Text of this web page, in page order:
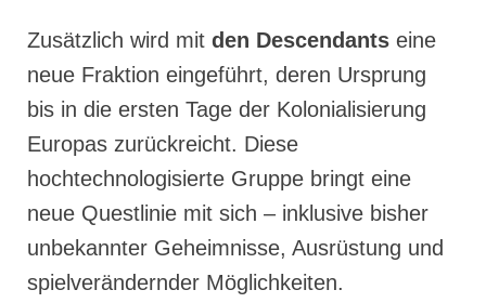
Zusätzlich wird mit den Descendants eine
neue Fraktion eingeführt, deren Ursprung
bis in die ersten Tage der Kolonialisierung
Europas zurückreicht. Diese
hochtechnologisierte Gruppe bringt eine
neue Questlinie mit sich – inklusive bisher
unbekannter Geheimnisse, Ausrüstung und
spielverändernder Möglichkeiten.